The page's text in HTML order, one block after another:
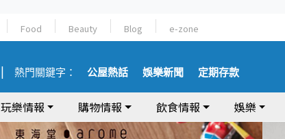
Food Beauty Blog e-zone
熱門關鍵字： 公屋熱話 娛樂新聞 定期存款
玩樂情報 購物情報 飲食情報 娛樂